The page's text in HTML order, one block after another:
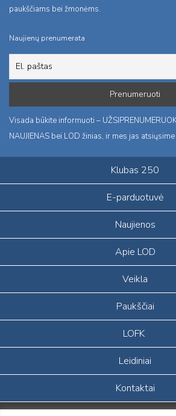
paukščiams bei žmonėms.
Naujienų prenumerata
Visada būkite informuoti –
NAUJIENAS bei LOD žinias, ir mes jas
Klubas 250
E-parduotuvė
Naujienos
Apie LOD
Veikla
Paukščiai
LOFK
Leidiniai
Kontaktai